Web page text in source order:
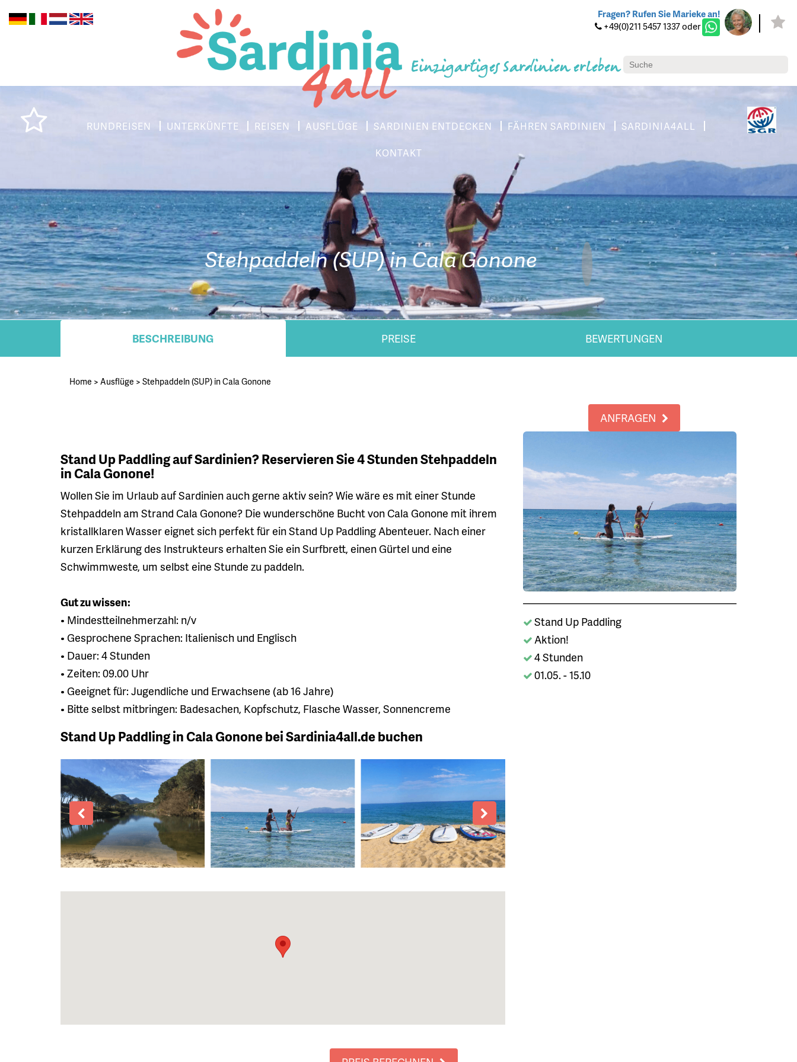
Fragen? Rufen Sie Marieke an!
+49(0)211 5457 1337 oder
Einzigartiges Sardinien erleben
RUNDREISEN UNTERKÜNFTE REISEN AUSFLÜGE SARDINIEN ENTDECKEN FÄHREN SARDINIEN
SARDINIA4ALL
KONTAKT
Stehpaddeln (SUP) in Cala Gonone
BESCHREIBUNG PREISE BEWERTUNGEN
Home > Ausflüge > Stehpaddeln (SUP) in Cala Gonone
ANFRAGEN
Stand Up Paddling auf Sardinien? Reservieren Sie 4 Stunden Stehpaddeln
in Cala Gonone!
Wollen Sie im Urlaub auf Sardinien auch gerne aktiv sein? Wie wäre es mit einer Stunde
Stehpaddeln am Strand Cala Gonone? Die wunderschöne Bucht von Cala Gonone mit ihrem
kristallklaren Wasser eignet sich perfekt für ein Stand Up Paddling Abenteuer. Nach einer
kurzen Erklärung des Instrukteurs erhalten Sie ein Surfbrett, einen Gürtel und eine
Schwimmweste, um selbst eine Stunde zu paddeln.
Gut zu wissen:
• Mindestteilnehmerzahl: n/v
• Gesprochene Sprachen: Italienisch und Englisch
• Dauer: 4 Stunden
• Zeiten: 09.00 Uhr
• Geeignet für: Jugendliche und Erwachsene (ab 16 Jahre)
• Bitte selbst mitbringen: Badesachen, Kopfschutz, Flasche Wasser, Sonnencreme
Stand Up Paddling in Cala Gonone bei Sardinia4all.de buchen
Stand Up Paddling
Aktion!
4 Stunden
01.05. - 15.10